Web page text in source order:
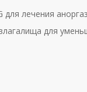
лечения
для